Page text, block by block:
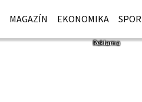
MAGAZÍN EKONOMIKA